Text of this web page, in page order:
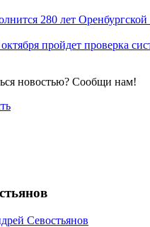
280 лет
пройдет проверка
новостью? Сообщи нам!
Севостьянов